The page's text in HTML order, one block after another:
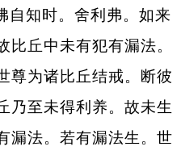
自知时。舍利弗。如来
比丘中未有犯有漏法。
尊为诸比丘结戒。断彼
乃至未得利养。故未生
漏法。若有漏法生。世